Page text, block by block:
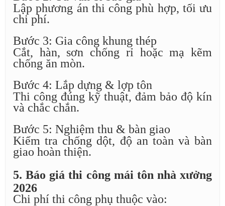
Lập phương án thi công phù hợp, tối ưu
chi phí.
Bước 3: Gia công khung thép
Cắt, hàn, sơn chống rỉ hoặc mạ kẽm
chống ăn mòn.
Bước 4: Lắp dựng & lợp tôn
Thi công đúng kỹ thuật, đảm bảo độ kín
và chắc chắn.
Bước 5: Nghiệm thu & bàn giao
Kiểm tra chống dột, độ an toàn và bàn
giao hoàn thiện.
5. Báo giá thi công mái tôn nhà xưởng
2026
Chi phí thi công phụ thuộc vào: